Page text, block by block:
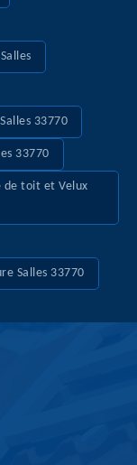
33770
33770
de toit et Velux
Salles 33770